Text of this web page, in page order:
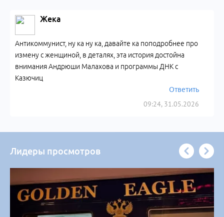
Жека
09:24, 31.05.2026
Антикоммунист, ну ка ну ка, давайте ка поподробнее про
измену с женщиной, в деталях, эта история достойна
внимания Андрюши Малахова и программы ДНК с
Казючиц
Ответить
Лидеры просмотров